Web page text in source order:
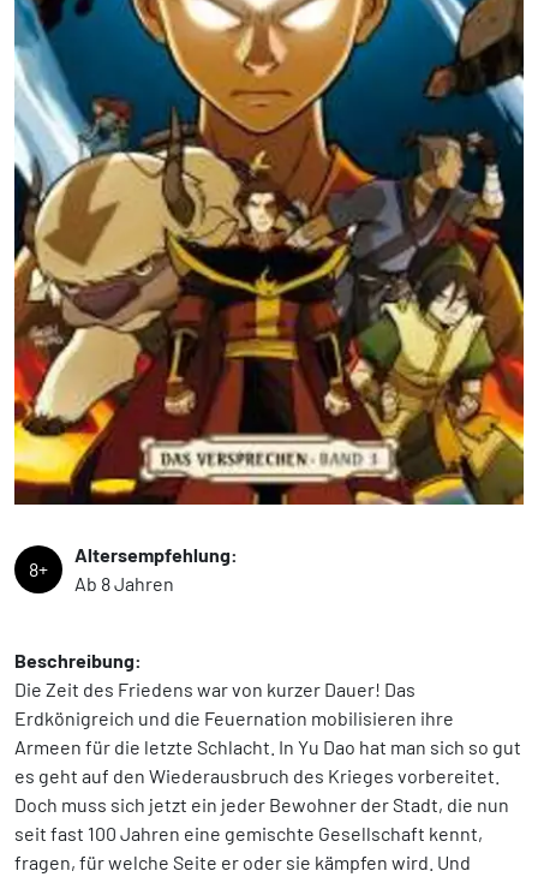
8+
Altersempfehlung:
Ab 8 Jahren
Beschreibung:
Die Zeit des Friedens war von kurzer Dauer! Das
Erdkönigreich und die Feuernation mobilisieren ihre
Armeen für die letzte Schlacht. In Yu Dao hat man sich so gut
es geht auf den Wiederausbruch des Krieges vorbereitet.
Doch muss sich jetzt ein jeder Bewohner der Stadt, die nun
seit fast 100 Jahren eine gemischte Gesellschaft kennt,
fragen, für welche Seite er oder sie kämpfen wird. Und